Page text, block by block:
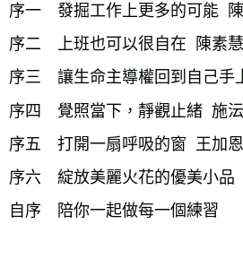
序一 發掘工作上更多的可能
序二 上班也可以很自在 陳素慧
序三 讓生命主導權回到自己手
序四 覺照當下，靜觀止緒 施
序五 打開一扇呼吸的窗 王加恩
序六 綻放美麗火花的優美小
自序 陪你一起做每一個練習